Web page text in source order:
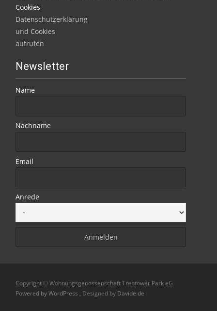
Cookies
Datenschutzerklärung
und Cookies
aufrufen
Newsletter
Name
Nachname
Email
Anrede
Copyright © Wohnungsgenossenschaft Treptower Park eG
Powered by WordPress , Designed by Davide.de